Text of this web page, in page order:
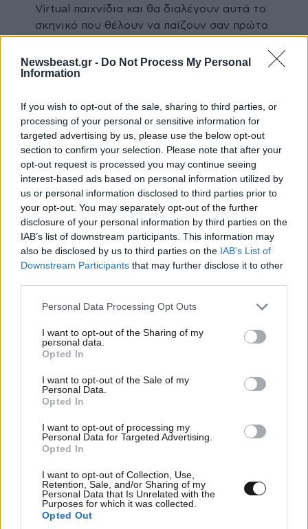
Newsbeast.gr - Do Not Process My Personal
Information
If you wish to opt-out of the sale, sharing to third parties, or
processing of your personal or sensitive information for
targeted advertising by us, please use the below opt-out
section to confirm your selection. Please note that after your
opt-out request is processed you may continue seeing
interest-based ads based on personal information utilized by
us or personal information disclosed to third parties prior to
your opt-out. You may separately opt-out of the further
disclosure of your personal information by third parties on the
IAB’s list of downstream participants. This information may
also be disclosed by us to third parties on the IAB’s List of
Downstream Participants that may further disclose it to other
Please note that this website/app uses one or more Google
not limited to your visit or usage behaviour. You may click to
grant or deny consent to Google and its third-party tags to
use your data for below specified purposes in below Google
consent section.
Personal Data Processing Opt Outs
I want to opt-out of the Sharing of my
personal data.
Opted In
I want to opt-out of the Sale of my
Personal Data.
Opted In
I want to opt-out of processing my
Personal Data for Targeted Advertising.
Opted In
I want to opt-out of Collection, Use,
Retention, Sale, and/or Sharing of my
Personal Data that Is Unrelated with the
Purposes for which it was collected.
Opted Out
Virtual παιχνίδια και θα διαλέγουν αυτά το
σκηνικό που θέλουν να παίζουν σαν πρώτο
Απαντήστε
King Lee 29·03·2013 10:16
Λογική συνέπεια της εξέλιξης τα λεγόμενά
σου αλλά έχουμε χάσει το νόημα του
παιχνιδιού. Ισως να μην με ενδιαφέρει πια
να παίξω στα 40 βέβαια.
Απαντήστε 1
TRENDING